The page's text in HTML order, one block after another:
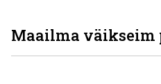
Maailma väikseim